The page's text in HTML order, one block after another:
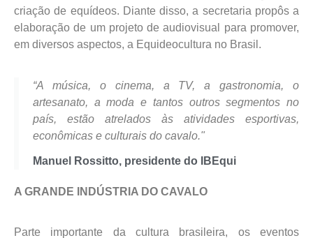
criação de equídeos. Diante disso, a secretaria propôs a
elaboração de um projeto de audiovisual para promover,
em diversos aspectos, a Equideocultura no Brasil.
“A música, o cinema, a TV, a gastronomia, o
artesanato, a moda e tantos outros segmentos no
país, estão atrelados às atividades esportivas,
econômicas e culturais do cavalo."
Manuel Rossitto, presidente do IBEqui
A GRANDE INDÚSTRIA DO CAVALO
Parte importante da cultura brasileira, os eventos